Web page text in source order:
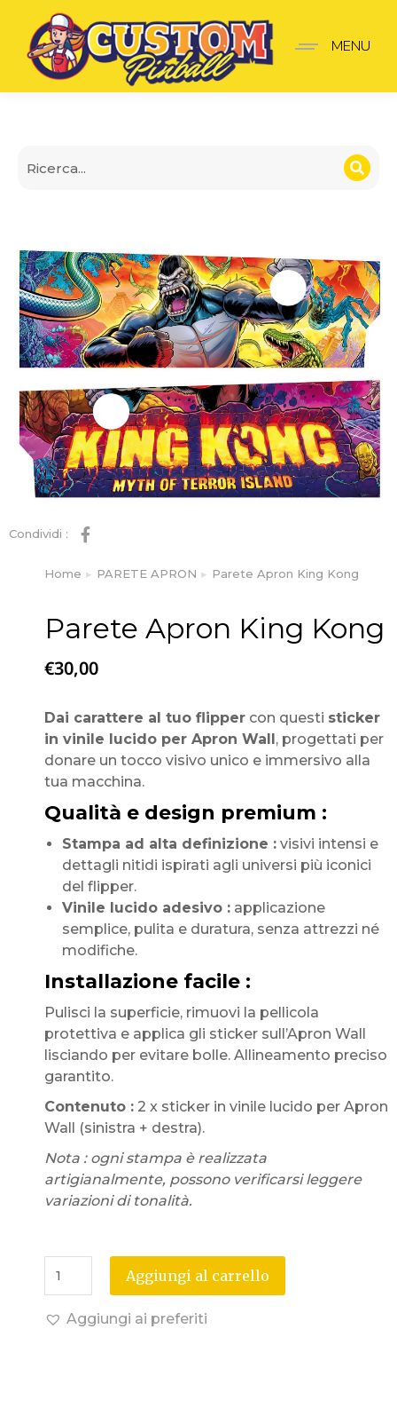
Parete Apron King Kong
MENU
Condividi :
Tu sei qui:
Home PARETE APRON Parete Apron King Kong
Parete Apron King Kong
€30,00
Dai carattere al tuo flipper con questi sticker
in vinile lucido per Apron Wall, progettati per
donare un tocco visivo unico e immersivo alla
tua macchina.
Qualità e design premium :
Stampa ad alta definizione : visivi intensi e
dettagli nitidi ispirati agli universi più iconici
del flipper.
Vinile lucido adesivo : applicazione
semplice, pulita e duratura, senza attrezzi né
modifiche.
Installazione facile :
Pulisci la superficie, rimuovi la pellicola
protettiva e applica gli sticker sull’Apron Wall
lisciando per evitare bolle. Allineamento preciso
garantito.
Contenuto : 2 x sticker in vinile lucido per Apron
Wall (sinistra + destra).
Nota : ogni stampa è realizzata
artigianalmente, possono verificarsi leggere
variazioni di tonalità.
Aggiungi al carrello
Aggiungi ai preferiti